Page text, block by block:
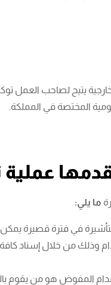
يتيح لصاحب العمل
المختصة في المملكة.
ما يلي:
في فترة قصيرة
وذلك من خلال إسناد
المفوض هو من يقوم